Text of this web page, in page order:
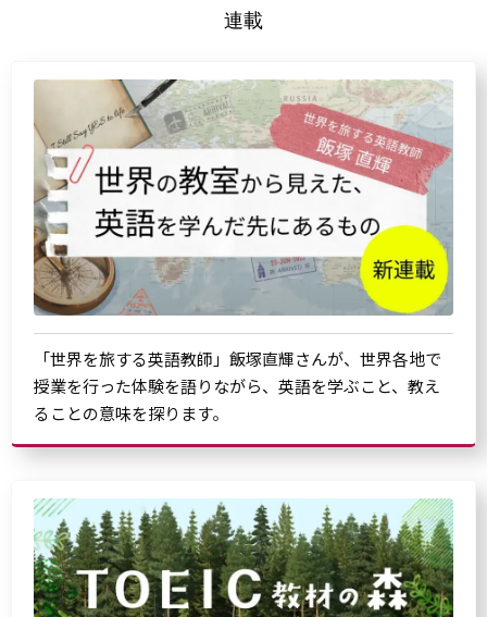
連載
「世界を旅する英語教師」飯塚直輝さんが、世界各地で
授業を行った体験を語りながら、英語を学ぶこと、教え
ることの意味を探ります。